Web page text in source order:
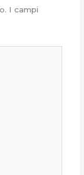
I campi